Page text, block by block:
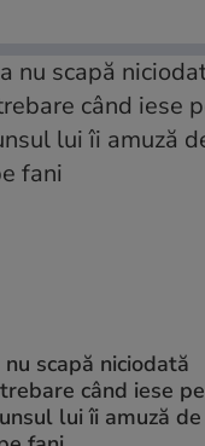
scapă niciodată
când iese pe
lui îi amuză de